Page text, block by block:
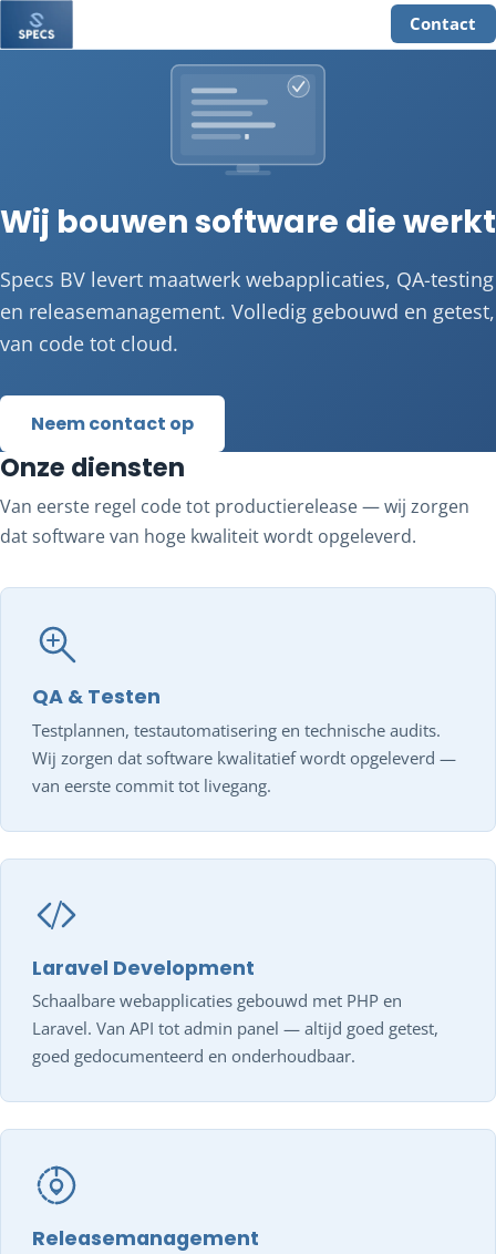
Contact
Wij bouwen software die werkt
Specs BV levert maatwerk webapplicaties, QA-testing
en releasemanagement. Volledig gebouwd en getest,
van code tot cloud.
Neem contact op
Onze diensten
Van eerste regel code tot productierelease — wij zorgen
dat software van hoge kwaliteit wordt opgeleverd.
QA & Testen
Testplannen, testautomatisering en technische audits.
Wij zorgen dat software kwalitatief wordt opgeleverd —
van eerste commit tot livegang.
Laravel Development
Schaalbare webapplicaties gebouwd met PHP en
Laravel. Van API tot admin panel — altijd goed getest,
goed gedocumenteerd en onderhoudbaar.
Releasemanagement